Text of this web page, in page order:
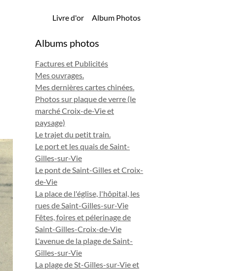
Livre d'or Album Photos
Albums photos
Factures et Publicités
Mes ouvrages.
Mes dernières cartes chinées.
Photos sur plaque de verre (le
marché Croix-de-Vie et
paysage)
Le trajet du petit train.
Le port et les quais de Saint-
Gilles-sur-Vie
Le pont de Saint-Gilles et Croix-
de-Vie
La place de l'église, l'hôpital, les
rues de Saint-Gilles-sur-Vie
Fêtes, foires et pélerinage de
Saint-Gilles-Croix-de-Vie
L'avenue de la plage de Saint-
Gilles-sur-Vie
La plage de St-Gilles-sur-Vie et